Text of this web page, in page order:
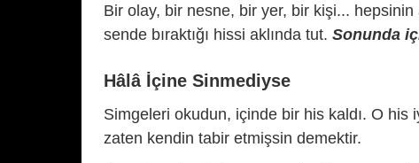
Bir olay, bir nesne, bir yer, bir kişi...
sende bıraktığı hissi aklında tut. Sonunda
Hâlâ İçine Sinmediyse
Simgeleri okudun, içinde bir his kaldı. O his
zaten kendin tabir etmişsin demektir.